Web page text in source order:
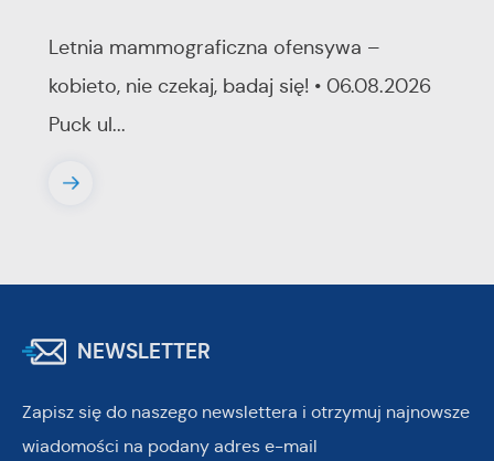
Letnia mammograficzna ofensywa –
kobieto, nie czekaj, badaj się! • 06.08.2026
Puck ul...
NEWSLETTER
Zapisz się do naszego newslettera i otrzymuj najnowsze
wiadomości na podany adres e-mail